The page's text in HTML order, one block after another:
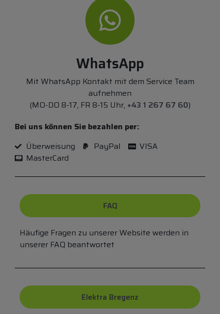
WhatsApp
Mit WhatsApp Kontakt mit dem Service Team
aufnehmen
(MO-DO 8-17, FR 8-15 Uhr, +43 1 267 67 60)
Bei uns können Sie bezahlen per:
Überweisung
PayPal
VISA
MasterCard
FAQ
Häufige Fragen zu unserer Website werden in
unserer FAQ beantwortet
Elektra Bregenz